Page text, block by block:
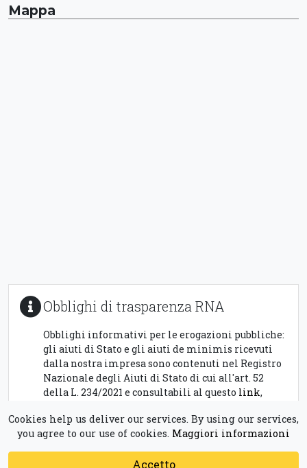
Mappa
Obblighi di trasparenza RNA
Obblighi informativi per le erogazioni pubbliche:
gli aiuti di Stato e gli aiuti de minimis ricevuti
dalla nostra impresa sono contenuti nel Registro
Nazionale degli Aiuti di Stato di cui all'art. 52
della L. 234/2021 e consultabili al questo link,
nel campo C.F. Beneficiario.
Cookies help us deliver our services. By using our services,
you agree to our use of cookies. Maggiori informazioni
Accetto